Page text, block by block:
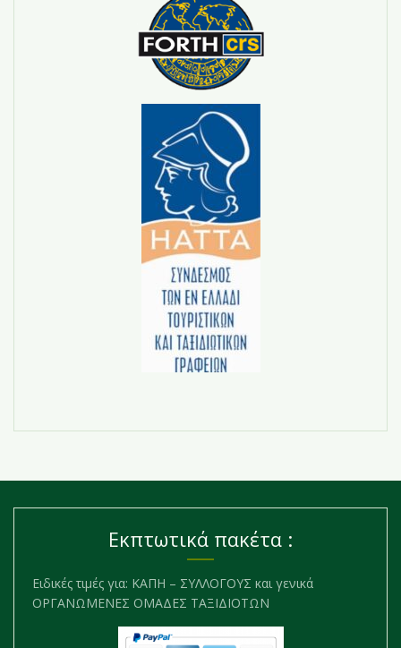
Εκπτωτικά πακέτα :
Ειδικές τιμές για: ΚΑΠΗ – ΣΥΛΛΟΓΟΥΣ και γενικά
ΟΡΓΑΝΩΜΕΝΕΣ ΟΜΑΔΕΣ ΤΑΞΙΔΙΟΤΩΝ